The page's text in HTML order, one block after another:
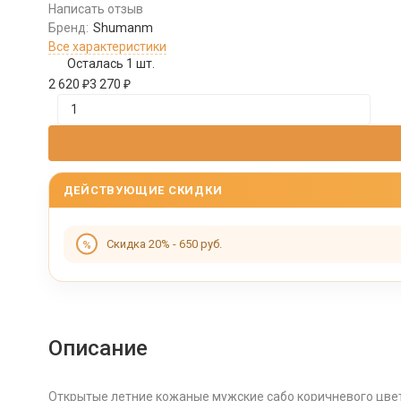
Написать отзыв
Бренд: Shumanm
Все характеристики
Осталась 1 шт.
2 620 ₽3 270 ₽
ДЕЙСТВУЮЩИЕ СКИДКИ
Скидка 20% - 650 руб.
Описание
Открытые летние кожаные мужские сабо коричневого